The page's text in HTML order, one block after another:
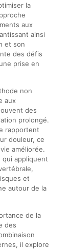
la
aux
ainsi
et son
des défis
prise en
non
aux
des
prolongé.
rapportent
douleur, ce
améliorée.
qui appliquent
et
autour de la
de la
des
il explore